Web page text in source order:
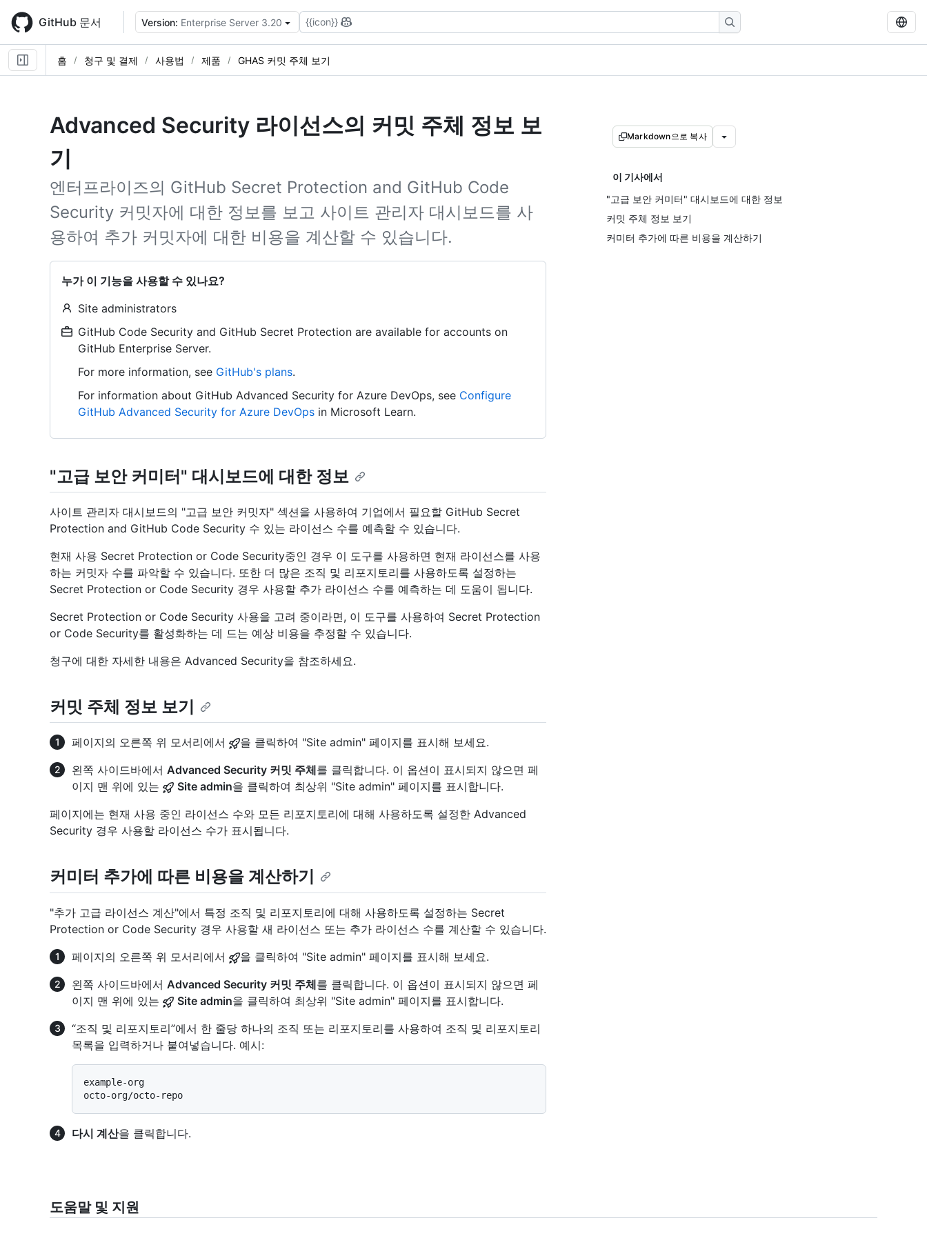
main
content
GitHub 문서 Version: Enterprise Server 3.20 {{icon}}
홈 청구 및 결제 사용법 제품 GHAS 커밋 주체 보기
Advanced Security 라이선스의 커밋 주체 정보 보
기
엔터프라이즈의 GitHub Secret Protection and GitHub Code
Security 커밋자에 대한 정보를 보고 사이트 관리자 대시보드를 사
용하여 추가 커밋자에 대한 비용을 계산할 수 있습니다.
누가 이 기능을 사용할 수 있나요?
Site administrators
GitHub Code Security and GitHub Secret Protection are available for accounts on
GitHub Enterprise Server.
For more information, see GitHub's plans.
For information about GitHub Advanced Security for Azure DevOps, see Configure
GitHub Advanced Security for Azure DevOps in Microsoft Learn.
Markdown으로 복사
이 기사에서
"고급 보안 커미터" 대시보드에 대한 정보
커밋 주체 정보 보기
커미터 추가에 따른 비용을 계산하기
"고급 보안 커미터" 대시보드에 대한 정보
사이트 관리자 대시보드의 "고급 보안 커밋자" 섹션을 사용하여 기업에서 필요할 GitHub Secret
Protection and GitHub Code Security 수 있는 라이선스 수를 예측할 수 있습니다.
현재 사용 Secret Protection or Code Security중인 경우 이 도구를 사용하면 현재 라이선스를 사용
하는 커밋자 수를 파악할 수 있습니다. 또한 더 많은 조직 및 리포지토리를 사용하도록 설정하는
Secret Protection or Code Security 경우 사용할 추가 라이선스 수를 예측하는 데 도움이 됩니다.
Secret Protection or Code Security 사용을 고려 중이라면, 이 도구를 사용하여 Secret Protection
or Code Security를 활성화하는 데 드는 예상 비용을 추정할 수 있습니다.
청구에 대한 자세한 내용은 Advanced Security을 참조하세요.
커밋 주체 정보 보기
페이지의 오른쪽 위 모서리에서
을 클릭하여 "Site admin" 페이지를 표시해 보세요.
왼쪽 사이드바에서 Advanced Security 커밋 주체를 클릭합니다. 이 옵션이 표시되지 않으면 페
이지 맨 위에 있는
Site admin을 클릭하여 최상위 "Site admin" 페이지를 표시합니다.
페이지에는 현재 사용 중인 라이선스 수와 모든 리포지토리에 대해 사용하도록 설정한 Advanced
Security 경우 사용할 라이선스 수가 표시됩니다.
커미터 추가에 따른 비용을 계산하기
"추가 고급 라이선스 계산"에서 특정 조직 및 리포지토리에 대해 사용하도록 설정하는 Secret
Protection or Code Security 경우 사용할 새 라이선스 또는 추가 라이선스 수를 계산할 수 있습니다.
페이지의 오른쪽 위 모서리에서
을 클릭하여 "Site admin" 페이지를 표시해 보세요.
왼쪽 사이드바에서 Advanced Security 커밋 주체를 클릭합니다. 이 옵션이 표시되지 않으면 페
이지 맨 위에 있는
Site admin을 클릭하여 최상위 "Site admin" 페이지를 표시합니다.
“조직 및 리포지토리”에서 한 줄당 하나의 조직 또는 리포지토리를 사용하여 조직 및 리포지토리
목록을 입력하거나 붙여넣습니다. 예시:
example-org
다시 계산을 클릭합니다.
도움말 및 지원